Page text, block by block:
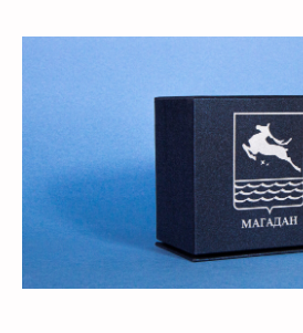
Пользовательским соглашениеми
области обработки и защиты персональных
Согласие на обработку
персональных данных
Отправить